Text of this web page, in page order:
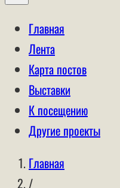
Главная
Лента
Карта постов
Выставки
К посещению
Другие проекты
Главная
/